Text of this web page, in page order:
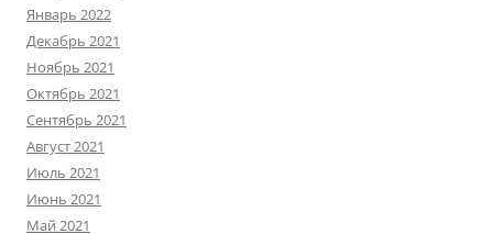
Январь 2022
Декабрь 2021
Ноябрь 2021
Октябрь 2021
Сентябрь 2021
Август 2021
Июль 2021
Июнь 2021
Май 2021